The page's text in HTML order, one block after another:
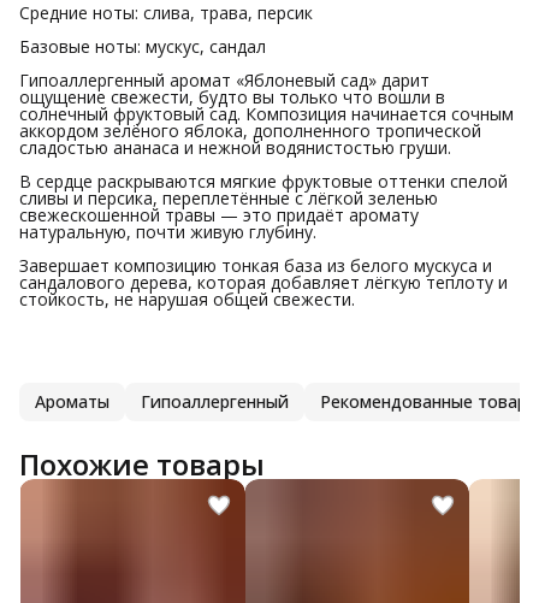
Средние ноты: слива, трава, персик
Базовые ноты: мускус, сандал
Гипоаллергенный аромат «Яблоневый сад» дарит
ощущение свежести, будто вы только что вошли в
солнечный фруктовый сад. Композиция начинается сочным
аккордом зелёного яблока, дополненного тропической
сладостью ананаса и нежной водянистостью груши.
В сердце раскрываются мягкие фруктовые оттенки спелой
сливы и персика, переплетённые с лёгкой зеленью
свежескошенной травы — это придаёт аромату
натуральную, почти живую глубину.
Завершает композицию тонкая база из белого мускуса и
сандалового дерева, которая добавляет лёгкую теплоту и
стойкость, не нарушая общей свежести.
Ароматы Гипоаллергенный Рекомендованные товары
Похожие товары